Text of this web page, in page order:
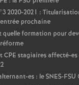
2020-2021 :
prochaine
quelle formation pour
CPE stagiaires affecté-es
es : leSNES-FSU